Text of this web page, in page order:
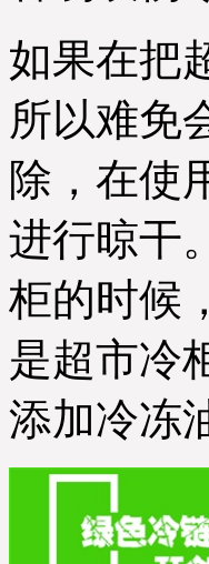
如果在把
所以难免
除，在使
进行晾干
柜的时候
是超市冷
添加冷冻